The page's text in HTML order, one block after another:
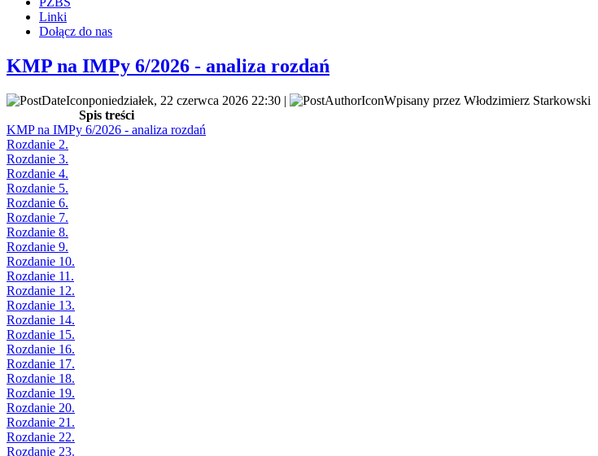
Linki
Dołącz do nas
KMP na IMPy 6/2026 - analiza rozdań
poniedziałek, 22 czerwca 2026 22:30 |
Wpisany przez Włodzimierz Starkowski
Spis treści
KMP na IMPy 6/2026 - analiza rozdań
Rozdanie 2.
Rozdanie 3.
Rozdanie 4.
Rozdanie 5.
Rozdanie 6.
Rozdanie 7.
Rozdanie 8.
Rozdanie 9.
Rozdanie 10.
Rozdanie 11.
Rozdanie 12.
Rozdanie 13.
Rozdanie 14.
Rozdanie 15.
Rozdanie 16.
Rozdanie 17.
Rozdanie 18.
Rozdanie 19.
Rozdanie 20.
Rozdanie 21.
Rozdanie 22.
Rozdanie 23.